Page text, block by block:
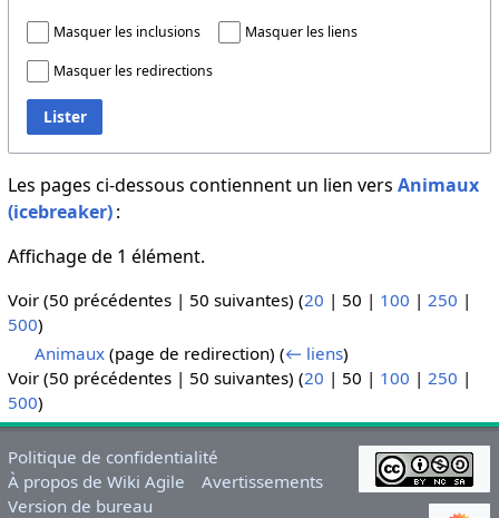
Masquer les inclusions Masquer les liens
Masquer les redirections
Lister
Les pages ci-dessous contiennent un lien vers Animaux
(icebreaker):
Affichage de 1 élément.
Voir (50 précédentes| 50 suivantes) (20 | 50 | 100 | 250 |
500)
Animaux (page de redirection)(← liens)
Voir (50 précédentes| 50 suivantes) (20 | 50 | 100 | 250 |
500)
Politique de confidentialité
À propos de Wiki Agile
Avertissements
Version de bureau